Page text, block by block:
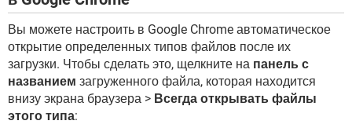
Вы можете настроить в Google Chrome автоматическое
открытие определенных типов файлов после их
загрузки. Чтобы сделать это, щелкните на панель с
названием загруженного файла, которая находится
внизу экрана браузера > Всегда открывать файлы
этого типа: